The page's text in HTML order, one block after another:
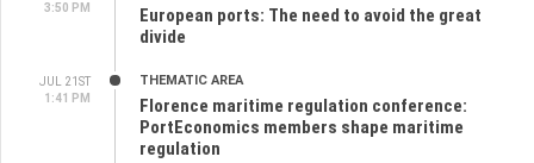
3:50 PM
European ports: The need to avoid the great
divide
JUL 21ST
1:41 PM
THEMATIC AREA
Florence maritime regulation conference:
PortEconomics members shape maritime
regulation